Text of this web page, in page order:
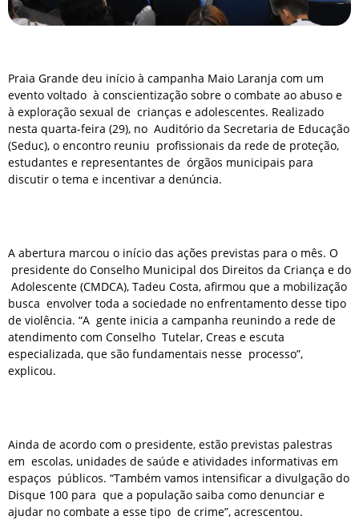
Praia Grande deu início à campanha Maio Laranja com um
evento voltado à conscientização sobre o combate ao abuso e
à exploração sexual de crianças e adolescentes. Realizado
nesta quarta-feira (29), no Auditório da Secretaria de Educação
(Seduc), o encontro reuniu profissionais da rede de proteção,
estudantes e representantes de órgãos municipais para
discutir o tema e incentivar a denúncia.
A abertura marcou o início das ações previstas para o mês. O
presidente do Conselho Municipal dos Direitos da Criança e do
Adolescente (CMDCA), Tadeu Costa, afirmou que a mobilização
busca envolver toda a sociedade no enfrentamento desse tipo
de violência. “A gente inicia a campanha reunindo a rede de
atendimento com Conselho Tutelar, Creas e escuta
especializada, que são fundamentais nesse processo”,
explicou.
Ainda de acordo com o presidente, estão previstas palestras
em escolas, unidades de saúde e atividades informativas em
espaços públicos. “Também vamos intensificar a divulgação do
Disque 100 para que a população saiba como denunciar e
ajudar no combate a esse tipo de crime”, acrescentou.